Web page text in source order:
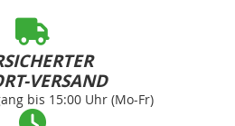
VERSAND
bis 15:00 Uhr (Mo-Fr)